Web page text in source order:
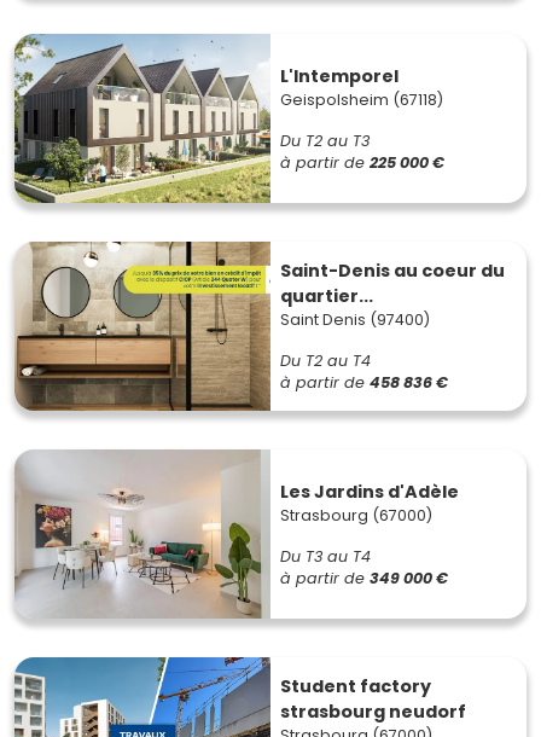
L'Intemporel
Geispolsheim (67118)
Du T2 au T3
à partir de 225 000 €
Saint-Denis au coeur du
quartier...
Saint Denis (97400)
Du T2 au T4
à partir de 458 836 €
Les Jardins d'Adèle
Strasbourg (67000)
Du T3 au T4
à partir de 349 000 €
Student factory
strasbourg neudorf